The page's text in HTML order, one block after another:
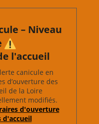
– Niveau
l'accueil
canicule en
d’ouverture des
de la Loire
modifiés.
d'ouverture
d'accueil